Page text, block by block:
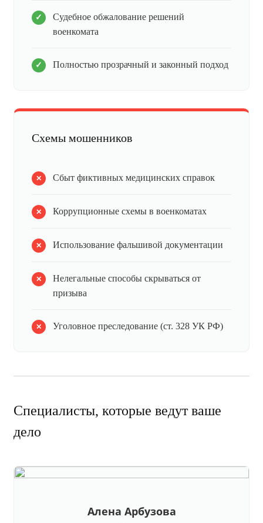
Судебное обжалование решений
военкомата
Полностью прозрачный и законный подход
Схемы мошенников
Сбыт фиктивных медицинских справок
Коррупционные схемы в военкоматах
Использование фальшивой документации
Нелегальные способы скрываться от
призыва
Уголовное преследование (ст. 328 УК РФ)
Специалисты, которые ведут ваше
дело
Алена Арбузова